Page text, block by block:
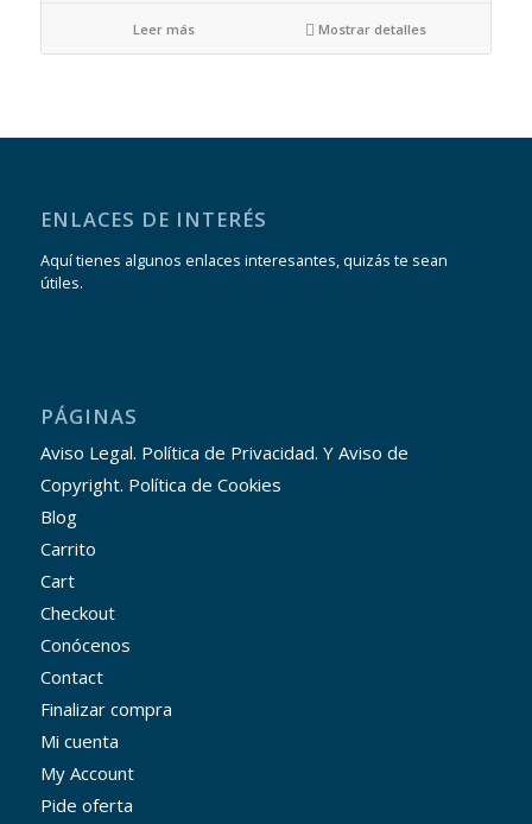
Leer más Mostrar detalles
ENLACES DE INTERÉS
Aquí tienes algunos enlaces interesantes, quizás te sean
útiles.
PÁGINAS
Aviso Legal. Política de Privacidad. Y Aviso de
Copyright. Política de Cookies
Blog
Carrito
Cart
Checkout
Conócenos
Contact
Finalizar compra
Mi cuenta
My Account
Pide oferta